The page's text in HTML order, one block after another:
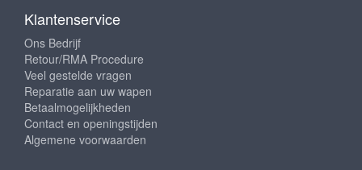
Klantenservice
Ons Bedrijf
Retour/RMA Procedure
Veel gestelde vragen
Reparatie aan uw wapen
Betaalmogelijkheden
Contact en openingstijden
Algemene voorwaarden